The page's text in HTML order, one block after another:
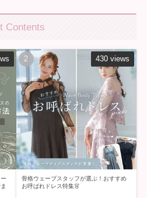
Contents
骨格ウェーブスタッフが選ぶ！おすすめ
お呼ばれドレス特集👗
430 views